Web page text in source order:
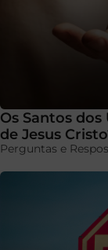
Os Santos
de Jesus
Perguntas e